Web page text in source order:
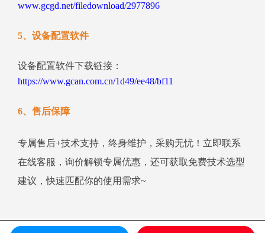
www.gcgd.net/filedownload/2977896
5、设备配置软件
设备配置软件下载链接：
https://www.gcan.com.cn/1d49/ee48/bf11
6、售后保障
专属售后+技术支持，终身维护，采购无忧！立即联系
在线客服，询价解锁专属优惠，还可获取免费技术选型
建议，快速匹配你的使用需求~